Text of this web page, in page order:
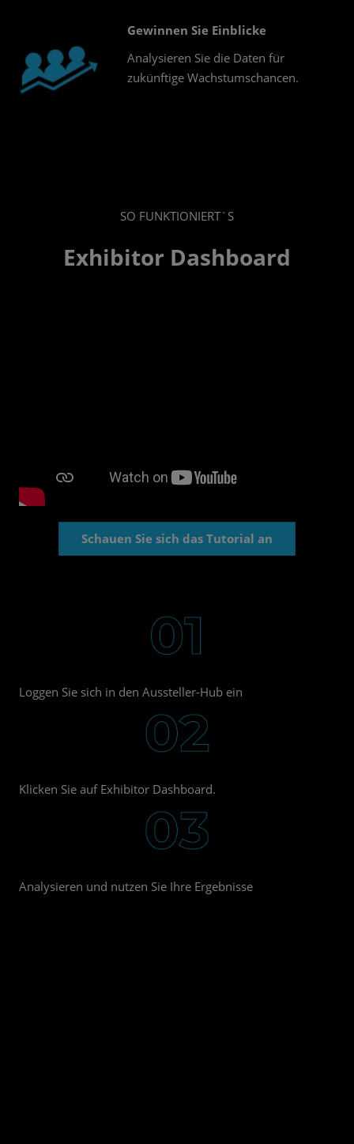
Gewinnen Sie Einblicke
Analysieren Sie die Daten für
zukünftige Wachstumschancen.
SO FUNKTIONIERT`S
Exhibitor Dashboard
Schauen Sie sich das Tutorial an
Loggen Sie sich in den Aussteller-Hub ein
Klicken Sie auf Exhibitor Dashboard.
Analysieren und nutzen Sie Ihre Ergebnisse